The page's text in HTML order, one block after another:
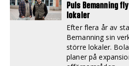
Puls Bemanning
lokaler
Efter flera år av
Bemanning sin
större lokaler.
planer på